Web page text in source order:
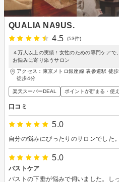
QUALIA NA9US.
4.5
(53件)
４万人以上の実績！女性のための専門ケア
お悩みに寄り添うサロン
アクセス：東京メトロ銀座線 表参道駅 徒
徒歩4分
楽天スーパーDEAL ポイントが貯まる・使
口コミ
5.0
5.0
バストケア